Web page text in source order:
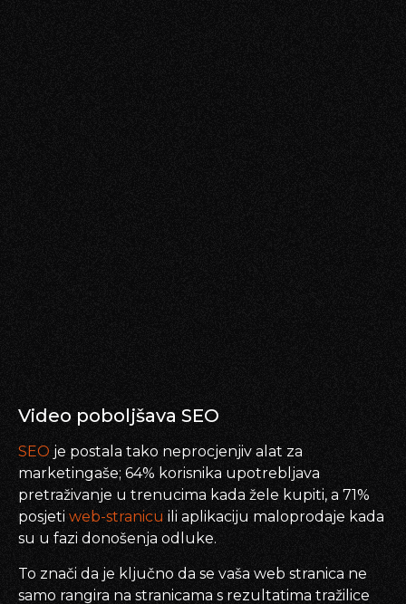
Video poboljšava SEO
SEO je postala tako neprocjenjiv alat za
marketingaše; 64% korisnika upotrebljava
pretraživanje u trenucima kada žele kupiti, a 71%
posjeti web-stranicu ili aplikaciju maloprodaje kada
su u fazi donošenja odluke.
To znači da je ključno da se vaša web stranica ne
samo rangira na stranicama s rezultatima tražilice